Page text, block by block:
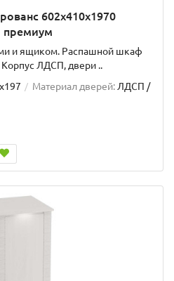
602x410x1970
премиум
и ящиком. Распашной шкаф
Корпус ЛДСП, двери ..
Материал дверей: ЛДСП /